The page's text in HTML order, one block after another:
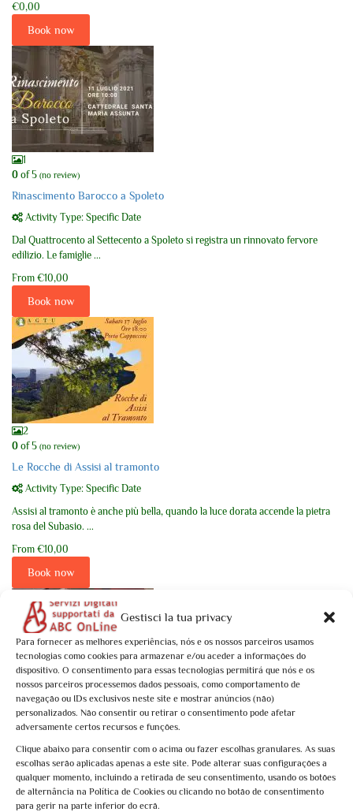
Gestisci la tua privacy
Para fornecer as melhores experiências, nós e os nossos parceiros usamos
tecnologias como cookies para armazenar e/ou aceder a informações do
dispositivo. O consentimento para essas tecnologias permitirá que nós e os
nossos parceiros processemos dados pessoais, como comportamento de
navegação ou IDs exclusivos neste site e mostrar anúncios (não)
personalizados. Não consentir ou retirar o consentimento pode afetar
adversamente certos recursos e funções.
Clique abaixo para consentir com o acima ou fazer escolhas granulares. As suas
escolhas serão aplicadas apenas a este site. Pode alterar suas configurações a
qualquer momento, incluindo a retirada de seu consentimento, usando os botões
de alternância na Política de Cookies ou clicando no botão de consentimento
para gerir na parte inferior do ecrã.
€0,00
Book now
1
0 of 5 (no review)
Rinascimento Barocco a Spoleto
Activity Type: Specific Date
Dal Quattrocento al Settecento a Spoleto si registra un rinnovato fervore
edilizio. Le famiglie ...
From €10,00
Book now
2
0 of 5 (no review)
Le Rocche di Assisi al tramonto
Activity Type: Specific Date
Assisi al tramonto è anche più bella, quando la luce dorata accende la pietra
rosa del Subasio. ...
From €10,00
Book now
2
0of 5 (no review)
Activity Type: Specific Date
San Francesco e la Basilica con gli occhi di Dante: una visita guidata tematica,
ricca di ...